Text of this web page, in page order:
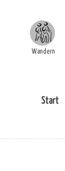
Wandern
Start